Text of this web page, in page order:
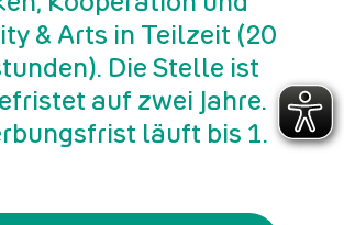
& Arts in Teilzeit (20
Die Stelle ist
auf zwei Jahre.
läuft bis 1.